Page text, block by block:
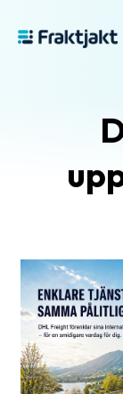
What
is
Fraktjakt?
FAQ